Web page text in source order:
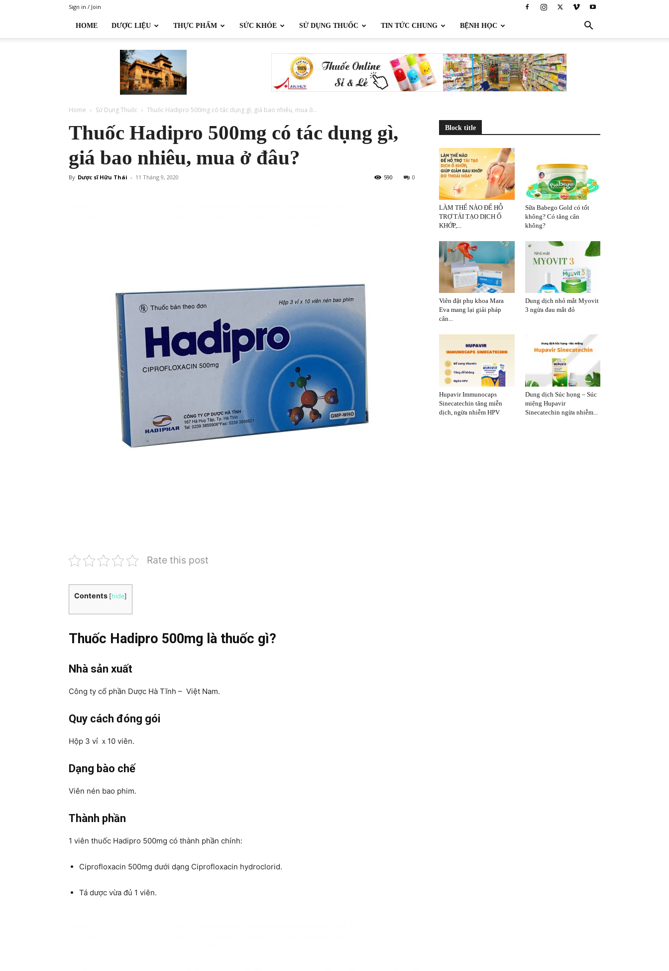
Sign in / Join
HOME DƯỢC LIỆU THỰC PHẨM SỨC KHỎE SỬ DỤNG THUỐC TIN TỨC CHUNG BỆNH HỌC
Home Sử Dụng Thuốc Thuốc Hadipro 500mg có tác dụng gì, giá bao nhiêu, mua ở...
Thuốc Hadipro 500mg có tác dụng gì,
giá bao nhiêu, mua ở đâu?
By Dược sĩ Hữu Thái - 11 Tháng 9, 2020 0
590
Rate this post
Contents [hide]
Thuốc Hadipro 500mg là thuốc gì?
Nhà sản xuất
Công ty cổ phần Dược Hà Tĩnh – Việt Nam.
Quy cách đóng gói
Hộp 3 vỉ ｘ10 viên.
Dạng bào chế
Viên nén bao phim.
Thành phần
1 viên thuốc Hadipro 500mg có thành phần chính:
Ciprofloxacin 500mg dưới dạng Ciprofloxacin hydroclorid.
Tá dược vừa đủ 1 viên.
Block title
LÀM THẾ NÀO ĐỂ HỖ
TRỢ TÁI TẠO DỊCH Ổ
KHỚP,...
Sữa Babego Gold có tốt
không? Có tăng cân
không?
Viên đặt phụ khoa Mara
Eva mang lại giải pháp
cân...
Dung dịch nhỏ mắt Myovit
3 ngừa đau mắt đỏ
Hupavir Immunocaps
Sinecatechin tăng miễn
dịch, ngừa nhiễm HPV
Dung dịch Súc họng – Súc
miệng Hupavir
Sinecatechin ngừa nhiễm...